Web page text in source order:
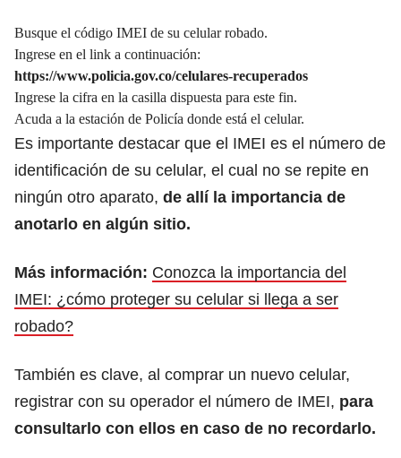
Busque el código IMEI de su celular robado.
Ingrese en el link a continuación:
https://www.policia.gov.co/celulares-recuperados
Ingrese la cifra en la casilla dispuesta para este fin.
Acuda a la estación de Policía donde está el celular.
Es importante destacar que el IMEI es el número de
identificación de su celular, el cual no se repite en
ningún otro aparato, de allí la importancia de
anotarlo en algún sitio.
Más información: Conozca la importancia del
IMEI: ¿cómo proteger su celular si llega a ser
robado?
También es clave, al comprar un nuevo celular,
registrar con su operador el número de IMEI, para
consultarlo con ellos en caso de no recordarlo.